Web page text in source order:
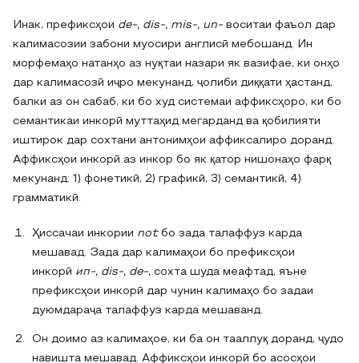
Инак, префиксҳои de-, dis-, mis-, un- воситаи фаъол дар
калимасозии забони муосири англисӣ мебошанд. Ин
морфемаҳо натанҳо аз нуқтаи назари як вазифае, ки онҳо
дар калимасозӣ иҷро мекунанд, ҷолиби диққати ҳастанд,
балки аз он сабаб, ки бо худ системаи аффиксҳоро, ки бо
семантикаи инкорӣ муттаҳид мегарданд ва қобилияти
иштирок дар сохтани антонимҳои аффиксалиро доранд.
Аффиксҳои инкорӣ аз инкор бо як қатор нишонаҳо фарқ
мекунанд: 1) фонетикӣ, 2) графикӣ, 3) семантикӣ, 4)
грамматикӣ.
Ҳиссачаи инкории notбо зада талаффуз карда
мешавад. Зада дар калимаҳои бо префиксҳои
инкорӣ ип-, dis-, de-, coxтa шуда меафтад, яъне
префиксҳои инкорӣ дар чунин калимаҳо бо задаи
дуюмдараҷа талаффуз карда мешаванд.
Он доимо аз калимаҳое, ки ба он тааллуқ доранд, ҷудо
навишта мешавад. Аффиксҳои инкорӣ бо асосҳои